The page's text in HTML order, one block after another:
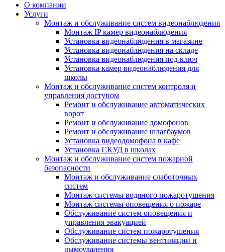
О компании
Услуги
Монтаж и обслуживание систем видеонаблюдения
Монтаж IP камер видеонаблюдения
Установка видеонаблюдения в магазине
Установка видеонаблюдения на складе
Установка видеонаблюдения под ключ
Установка камер видеонаблюдения для
школы
Монтаж и обслуживание систем контроля и
управления доступом
Ремонт и обслуживание автоматических
ворот
Ремонт и обслуживание домофонов
Ремонт и обслуживание шлагбаумов
Установка видеодомофона в кафе
Установка СКУД в школах
Монтаж и обслуживание систем пожарной
безопасности
Монтаж и обслуживание слаботочных
систем
Монтаж системы водяного пожаротушения
Монтаж системы оповещения о пожаре
Обслуживание систем оповещения и
управления эвакуацией
Обслуживание систем пожаротушения
Обслуживание системы вентиляции и
дымоудаления